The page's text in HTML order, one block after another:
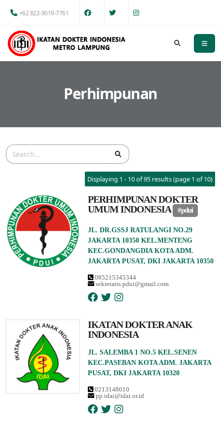
+62 822-9019-7761
Perhimpunan
Displaying 1 - 10 of 95 results (page 1 of 10)
PERHIMPUNAN DOKTER
UMUM INDONESIA
#pdui
JL. DR.GSSJ RATULANGI NO.29
JAKARTA 10350 KEL.MENTENG
KEC.GONDANGDIA KOTA ADM.
JAKARTA PUSAT, DKI JAKARTA 10350
085215345344
sekretaris.pdui@gmail.com
IKATAN DOKTER ANAK
INDONESIA
JL. SALEMBA 1 NO.5 KEL.SENEN
KEC.PASEBAN KOTA ADM. JAKARTA
PUSAT, DKI JAKARTA 10320
0213148610
pp.idai@idai.or.id